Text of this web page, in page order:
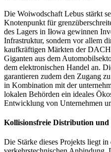
Die Woiwodschaft Lebus stärkt
Knotenpunkt für
des Lagers in Iłowa gewinnen
Infrastruktur, sondern vor allem
kaufkräftigen Märkten der
Giganten aus dem
dem elektronischen Handel an.
garantieren zudem den Zugang
in Kombination mit der
lokalen Behörden ein ideales
Entwicklung von Unternehmen
Kollisionsfreie Distribution und
Die Stärke dieses Projekts liegt in